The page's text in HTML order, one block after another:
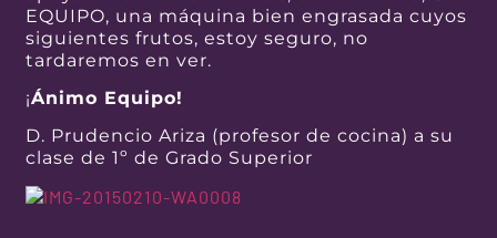
EQUIPO, una máquina bien engrasada cuyos
siguientes frutos, estoy seguro, no
tardaremos en ver.
¡Ánimo Equipo!
D. Prudencio Ariza (profesor de cocina) a su
clase de 1º de Grado Superior